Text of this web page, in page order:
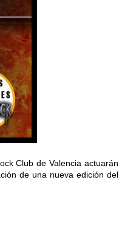
Club de Valencia actuarán
de una nueva edición del